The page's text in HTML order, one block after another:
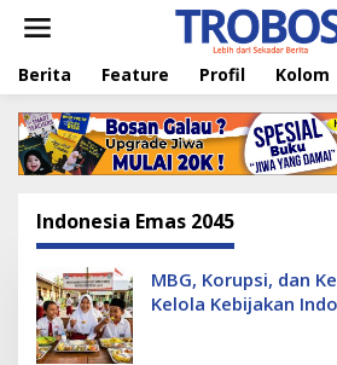
t
Berita Feature Profil Kolom
Indonesia Emas 2045
MBG, Korupsi, dan
Kelola Kebijakan